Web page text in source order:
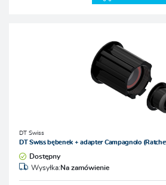
DT Swiss
DT Swiss bębenek + adapter Campagnolo
Dostępny
Wysyłka:Na zamówienie